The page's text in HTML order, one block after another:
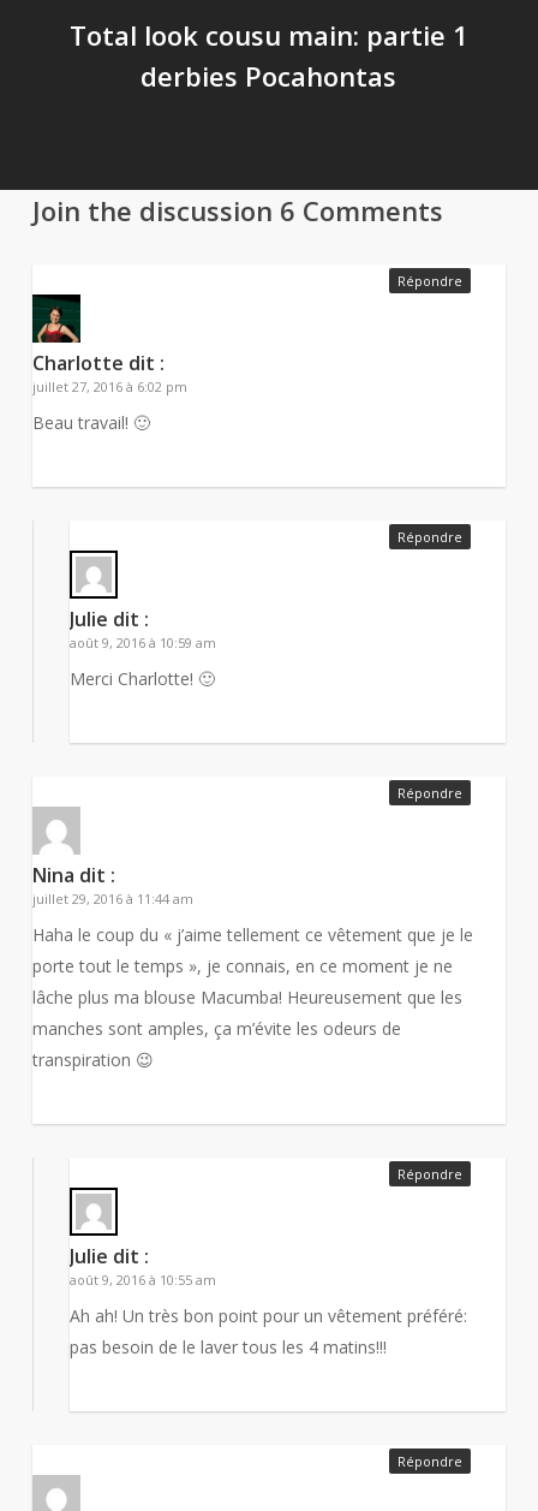
Total look cousu main: partie 1
derbies Pocahontas
Join the discussion 6 Comments
Charlotte dit :
juillet 27, 2016 à 6:02 pm
Beau travail! 🙂
Répondre
Julie dit :
août 9, 2016 à 10:59 am
Merci Charlotte! 🙂
Répondre
Nina dit :
juillet 29, 2016 à 11:44 am
Haha le coup du « j’aime tellement ce vêtement que je le
porte tout le temps », je connais, en ce moment je ne
lâche plus ma blouse Macumba! Heureusement que les
manches sont amples, ça m’évite les odeurs de
transpiration 😉
Répondre
Julie dit :
août 9, 2016 à 10:55 am
Ah ah! Un très bon point pour un vêtement préféré:
pas besoin de le laver tous les 4 matins!!!
Répondre
Répondre